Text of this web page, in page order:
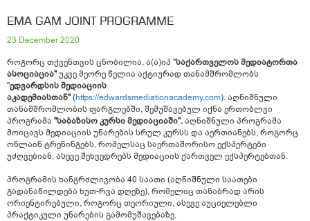
EMA GAM JOINT PROGRAMME
23 December 2020
როგორც თქვენთვის ცნობილია, ა(ა)იპ "საქართველოს მედიატორთა
ასოციაცია"უკვე მეორე წელია აქტიურად თანამშრომლობს
"ედვარდსის მედიაციის
აკადემიასთან"(https://edwardsmediationacademy.com). აღნიშნული
თანამშრომლობის ფარგლებში, შემუშავებულ იქნა ერთობლვი
პროგრამა "საბაზისო კურსი მედიაციაში".აღნიშნული პროგრამა
მოიცავს მედიაციის უნარების სრულ კურსს და აერთიანებს, როგორც
ონლაინ ტრენინგებს, რომელსაც საერთაშორისო ექსპერტები
უძღვებიან, ასევე შეხვედრებს მედიაციის ქართველ ექსპერტებთან.
პროგრამის ხანგრძლივობა 40 საათი (აღნიშნული საათები
გადანაწილდება ხუთ-რვა დღეზე), რომელიც თანაბრად არის
ორიენტირებული, როგორც თეორიული, ასევე აუციელებლი
პრაქტიკული უნარების გამომუშავებაზე.